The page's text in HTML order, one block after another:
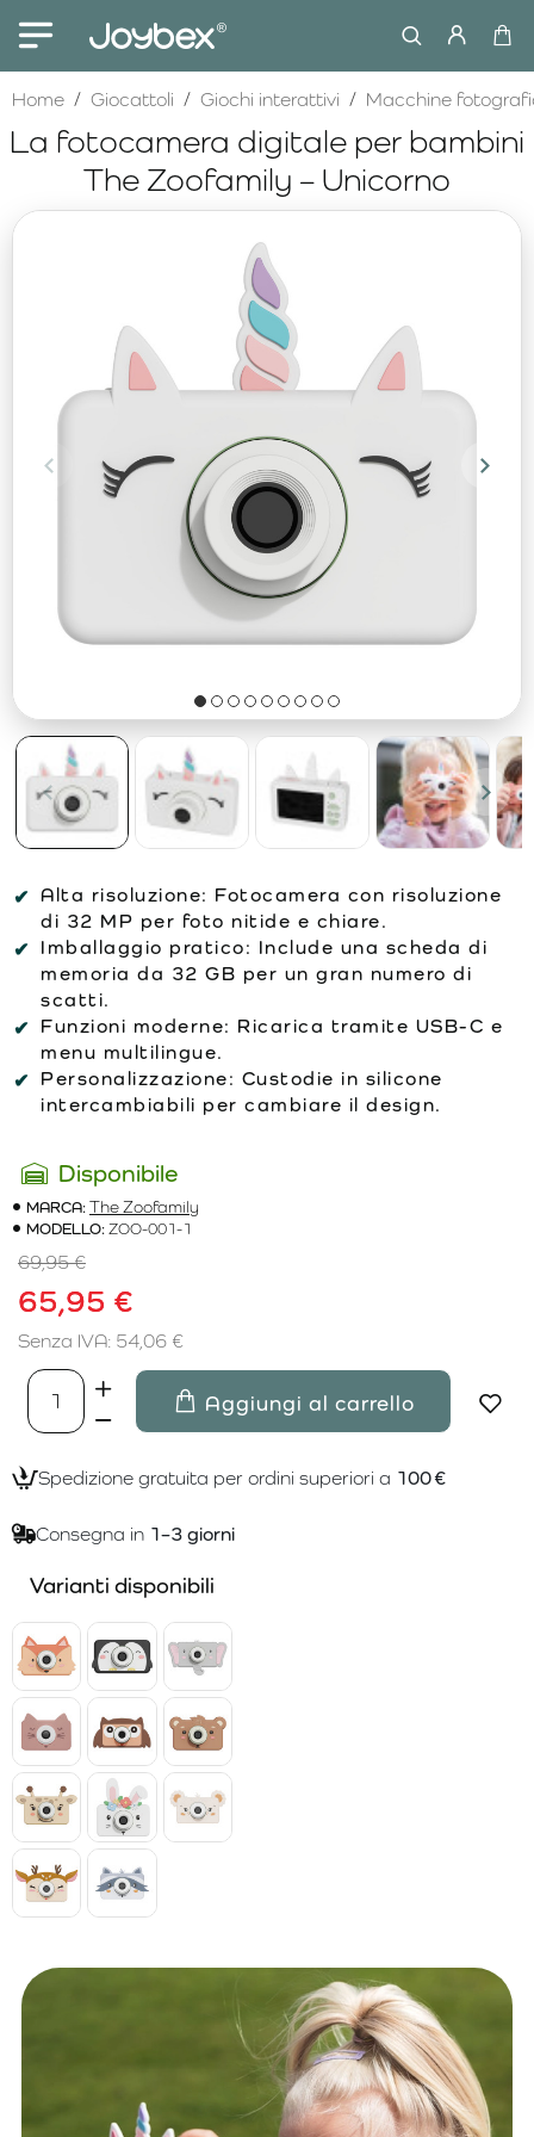
La fotocamera digitale per bambini
The Zoofamily – Unicorno
HomehomeGiocattoli Giochi interattivi Macchine
Alta risoluzione: Fotocamera con risoluzione
di 32 MP per foto nitide e chiare.
Imballaggio pratico: Include una scheda di
memoria da 32 GB per un gran numero di
scatti.
Funzioni moderne: Ricarica tramite USB-C e
menu multilingue.
Personalizzazione: Custodie in silicone
intercambiabili per cambiare il design.
Disponibile
MARCA:The Zoofamily
MODELLO:ZOO-001-1
65,95 €
69,95 €
Senza IVA: 54,06 €
Aggiungi al carrello
Spedizione gratuita per ordini superiori a 100 €
Consegna in 1–3 giorni
Varianti disponibili